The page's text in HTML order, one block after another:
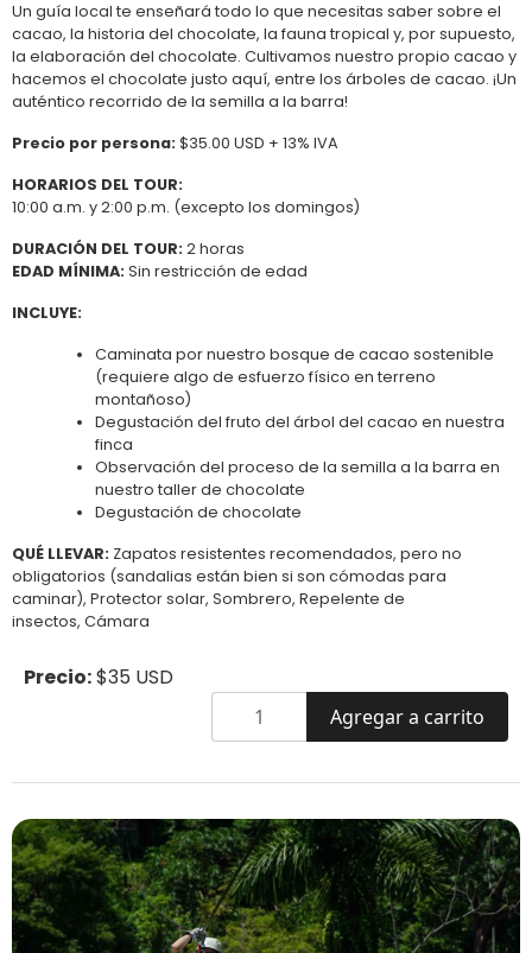
Un guía local te enseñará todo lo que necesitas saber sobre el
cacao, la historia del chocolate, la fauna tropical y, por supuesto,
la elaboración del chocolate. Cultivamos nuestro propio cacao y
hacemos el chocolate justo aquí, entre los árboles de cacao. ¡Un
auténtico recorrido de la semilla a la barra!
Precio por persona: $35.00 USD + 13% IVA
HORARIOS DEL TOUR:
10:00 a.m. y 2:00 p.m. (excepto los domingos)
DURACIÓN DEL TOUR: 2 horas
EDAD MÍNIMA: Sin restricción de edad
INCLUYE:
Caminata por nuestro bosque de cacao sostenible
(requiere algo de esfuerzo físico en terreno
montañoso)
Degustación del fruto del árbol del cacao en nuestra
finca
Observación del proceso de la semilla a la barra en
nuestro taller de chocolate
Degustación de chocolate
QUÉ LLEVAR: Zapatos resistentes recomendados, pero no
obligatorios (sandalias están bien si son cómodas para
caminar), Protector solar, Sombrero, Repelente de
insectos, Cámara
Precio:$35 USD
Agregar a carrito